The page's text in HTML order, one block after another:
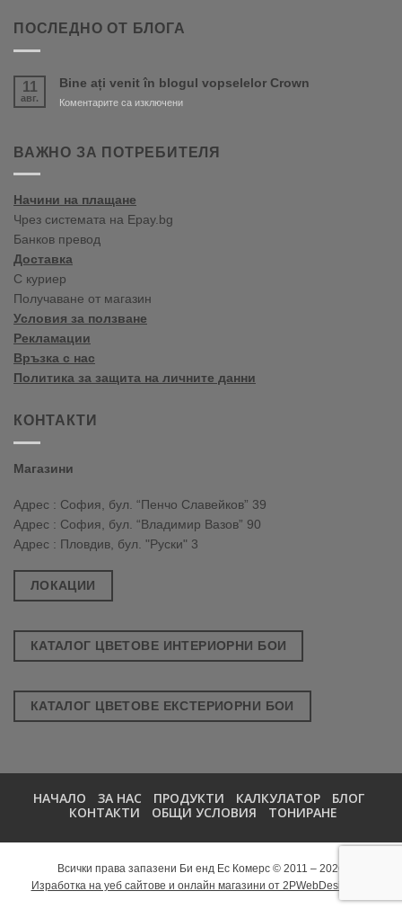
ПОСЛЕДНО ОТ БЛОГА
11
авг.
Bine ați venit în blogul vopselelor Crown
Коментарите са изключениза
venit
ВАЖНО ЗА ПОТРЕБИТЕЛЯ
Начини на плащане
Чрез системата на Epay.bg
Банков превод
Доставка
С куриер
Получаване от магазин
Условия за ползване
Рекламации
Връзка с нас
Политика за защита на личните данни
КОНТАКТИ
Магазини
Адрес : София, бул. “Пенчо Славейков” 39
Адрес : София, бул. “Владимир Вазов” 90
Адрес : Пловдив, бул. "Руски" 3
ЛОКАЦИИ
КАТАЛОГ ЦВЕТОВЕ ИНТЕРИОРНИ БОИ
КАТАЛОГ ЦВЕТОВЕ ЕКСТЕРИОРНИ БОИ
НАЧАЛО ЗА НАС ПРОДУКТИ КАЛКУЛАТОР
БЛОГ
КОНТАКТИ
ОБЩИ УСЛОВИЯ ТОНИРАНЕ
Всички права запазени Би енд Ес Комерс © 2011 – 2026
Изработка на уеб сайтове и онлайн магазини от 2PWebDesign.net